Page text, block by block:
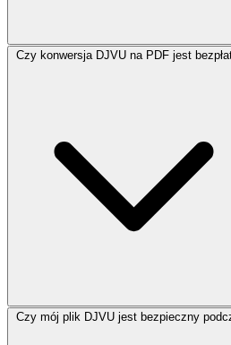
Czy konwersja DJVU na PDF jest
Czy mój plik DJVU jest bezpieczny